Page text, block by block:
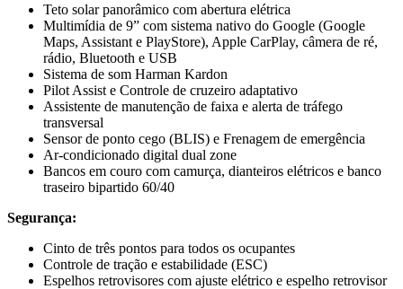
Teto solar panorâmico com abertura elétrica
Multimídia de 9” com sistema nativo do Google (Google
Maps, Assistant e PlayStore), Apple CarPlay, câmera de ré,
rádio, Bluetooth e USB
Sistema de som Harman Kardon
Pilot Assist e Controle de cruzeiro adaptativo
Assistente de manutenção de faixa e alerta de tráfego
transversal
Sensor de ponto cego (BLIS) e Frenagem de emergência
Ar-condicionado digital dual zone
Bancos em couro com camurça, dianteiros elétricos e banco
traseiro bipartido 60/40
Segurança:
Cinto de três pontos para todos os ocupantes
Controle de tração e estabilidade (ESC)
Espelhos retrovisores com ajuste elétrico e espelho retrovisor